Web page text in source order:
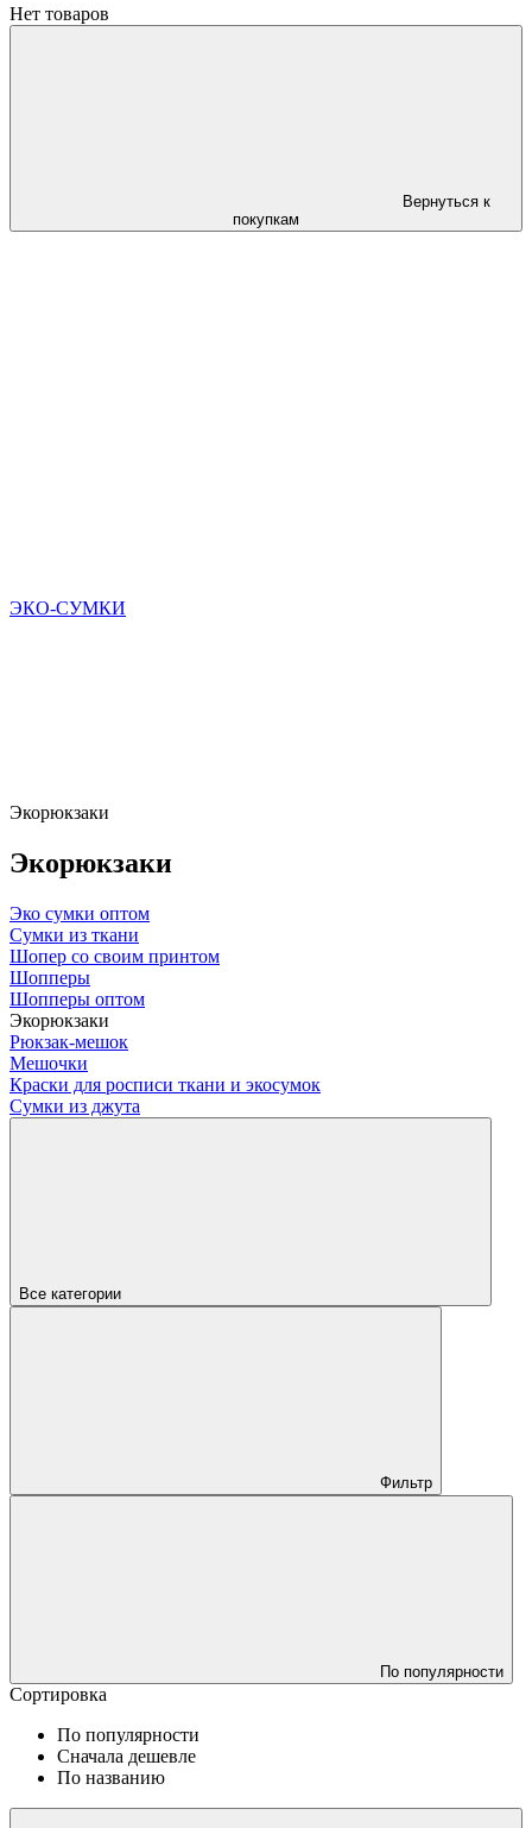
Нет товаров
Вернуться к
покупкам
ЭКО-СУМКИ
Экорюкзаки
Экорюкзаки
Эко сумки оптом
Сумки из ткани
Шопер со своим принтом
Шопперы
Шопперы оптом
Экорюкзаки
Рюкзак-мешок
Мешочки
Краски для росписи ткани и экосумок
Сумки из джута
Все категории
Фильтр
По популярности
Сортировка
По популярности
Сначала дешевле
По названию